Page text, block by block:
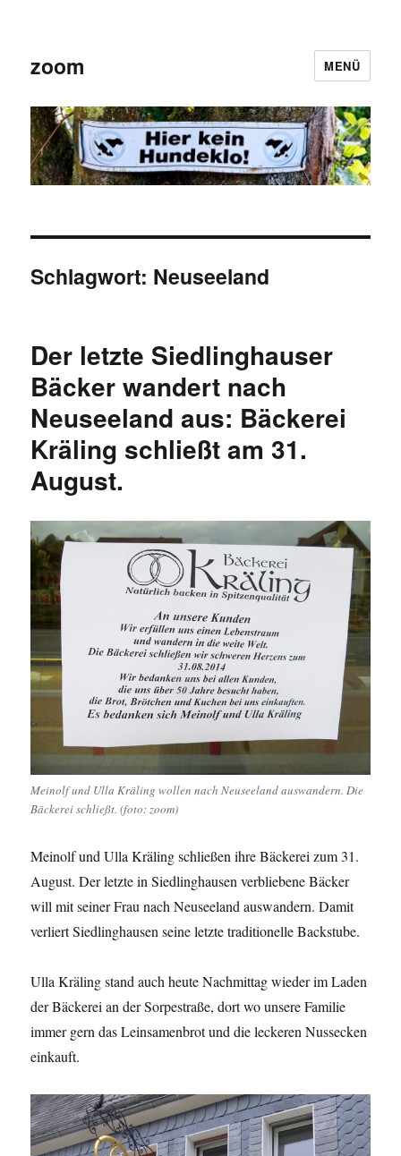
zoom MENÜ
Schlagwort: Neuseeland
Der letzte Siedlinghauser
Bäcker wandert nach
Neuseeland aus: Bäckerei
Kräling schließt am 31.
August.
Meinolf und Ulla Kräling wollen nach Neuseeland auswandern. Die
Bäckerei schließt. (foto: zoom)
Meinolf und Ulla Kräling schließen ihre Bäckerei zum 31.
August. Der letzte in Siedlinghausen verbliebene Bäcker
will mit seiner Frau nach Neuseeland auswandern. Damit
verliert Siedlinghausen seine letzte traditionelle Backstube.
Ulla Kräling stand auch heute Nachmittag wieder im Laden
der Bäckerei an der Sorpestraße, dort wo unsere Familie
immer gern das Leinsamenbrot und die leckeren Nussecken
einkauft.